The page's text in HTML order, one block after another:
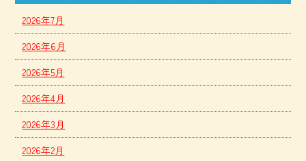
2026年7月
2026年6月
2026年5月
2026年4月
2026年3月
2026年2月